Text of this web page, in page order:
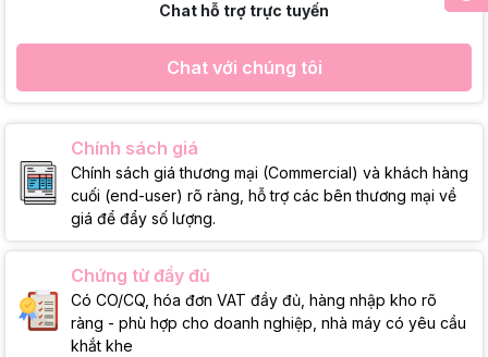
Chat hỗ trợ trực tuyến
Chat với chúng tôi
Chính sách giá
Chính sách giá thương mại (Commercial) và khách hàng
cuối (end-user) rõ ràng, hỗ trợ các bên thương mại về
giá để đẩy số lượng.
Chứng từ đầy đủ
Có CO/CQ, hóa đơn VAT đầy đủ, hàng nhập kho rõ
ràng - phù hợp cho doanh nghiệp, nhà máy có yêu cầu
khắt khe